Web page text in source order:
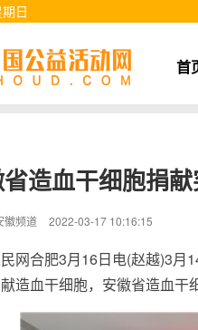
日
首
造血干细胞捐
徽频道 2022-03-17 10:16:15
网合肥3月16日电(赵越)3月
造血干细胞，安徽省造血干